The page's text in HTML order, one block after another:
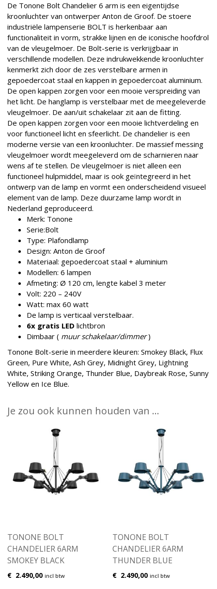
De Tonone Bolt Chandelier 6 arm is een eigentijdse
kroonluchter van ontwerper Anton de Groof. De stoere
industriële lampenserie BOLT is herkenbaar aan
functionaliteit in vorm, strakke lijnen en de iconische hoofdrol
van de vleugelmoer. De Bolt-serie is verkrijgbaar in
verschillende modellen. Deze indrukwekkende kroonluchter
kenmerkt zich door de zes verstelbare armen in
gepoedercoat staal en kappen in gepoedercoat aluminium.
De open kappen zorgen voor een mooie verspreiding van
het licht. De hanglamp is verstelbaar met de meegeleverde
vleugelmoer. De aan/uit schakelaar zit aan de fitting.
De open kappen zorgen voor een mooie lichtverdeling en
voor functioneel licht en sfeerlicht. De chandelier is een
moderne versie van een kroonluchter. De massief messing
vleugelmoer wordt meegeleverd om de scharnieren naar
wens af te stellen. De vleugelmoer is niet alleen een
functioneel hulpmiddel, maar is ook geïntegreerd in het
ontwerp van de lamp en vormt een onderscheidend visueel
element van de lamp. Deze duurzame lamp wordt in
Nederland geproduceerd.
Merk: Tonone
Serie:Bolt
Type: Plafondlamp
Design: Anton de Groof
Materiaal: gepoedercoat staal + aluminium
Modellen: 6 lampen
Afmeting: Ø 120 cm, lengte kabel 3 meter
Volt: 220 – 240V
Watt: max 60 watt
De lamp is verticaal verstelbaar.
6x gratis LED lichtbron
Dimbaar ( muur schakelaar/dimmer)
Tonone Bolt-serie in meerdere kleuren: Smokey Black, Flux
Green, Pure White, Ash Grey, Midnight Grey, Lightning
White, Striking Orange, Thunder Blue, Daybreak Rose, Sunny
Yellow en Ice Blue.
Je zou ook kunnen houden van …
TONONE BOLT
CHANDELIER 6ARM
SMOKEY BLACK
€ 2.490,00 incl btw
TONONE BOLT
CHANDELIER 6ARM
THUNDER BLUE
€ 2.490,00 incl btw